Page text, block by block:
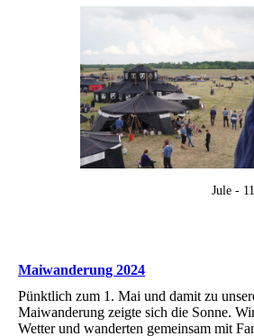
Jule -
Maiwanderung 2024
Pünktlich zum 1. Mai und damit zu
Maiwanderung zeigte sich die Sonne.
Wetter und wanderten gemeinsam mit